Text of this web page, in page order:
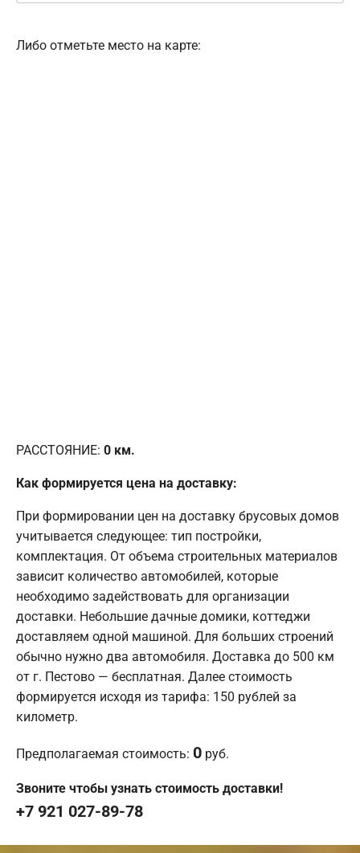
Либо отметьте место на карте:
РАССТОЯНИЕ: 0 км.
Как формируется цена на доставку:
При формировании цен на доставку брусовых домов
учитывается следующее: тип постройки,
комплектация. От объема строительных материалов
зависит количество автомобилей, которые
необходимо задействовать для организации
доставки. Небольшие дачные домики, коттеджи
доставляем одной машиной. Для больших строений
обычно нужно два автомобиля. Доставка до 500 км
от г. Пестово — бесплатная. Далее стоимость
формируется исходя из тарифа: 150 рублей за
километр.
Предполагаемая стоимость: 0 руб.
Звоните чтобы узнать стоимость доставки!
+7 921 027-89-78